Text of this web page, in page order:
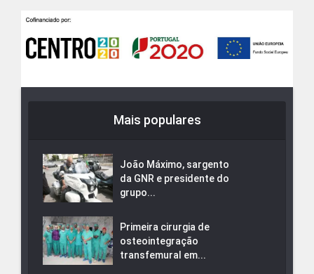
Mais populares
João Máximo, sargento
da GNR e presidente do
grupo...
Primeira cirurgia de
osteointegração
transfemural em...